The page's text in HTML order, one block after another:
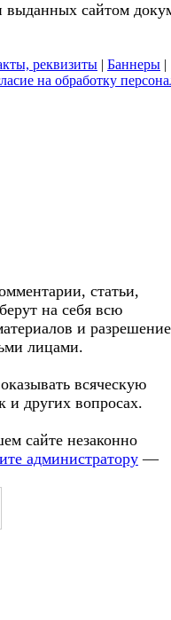
выданных сайтом
реквизиты | Баннеры |
на обработку
статьи,
на себя всю
и разрешение
лицами.
всяческую
и других вопросах.
сайте незаконно
администратору —